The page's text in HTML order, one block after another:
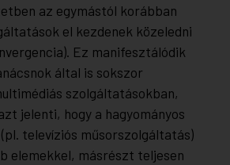
az egymástól korábban
el kezdenek közeledni
Ez manifesztálódik
által is sokszor
szolgáltatásokban,
jelenti, hogy a hagyományos
televíziós műsorszolgáltatás)
elemekkel, másrészt teljesen